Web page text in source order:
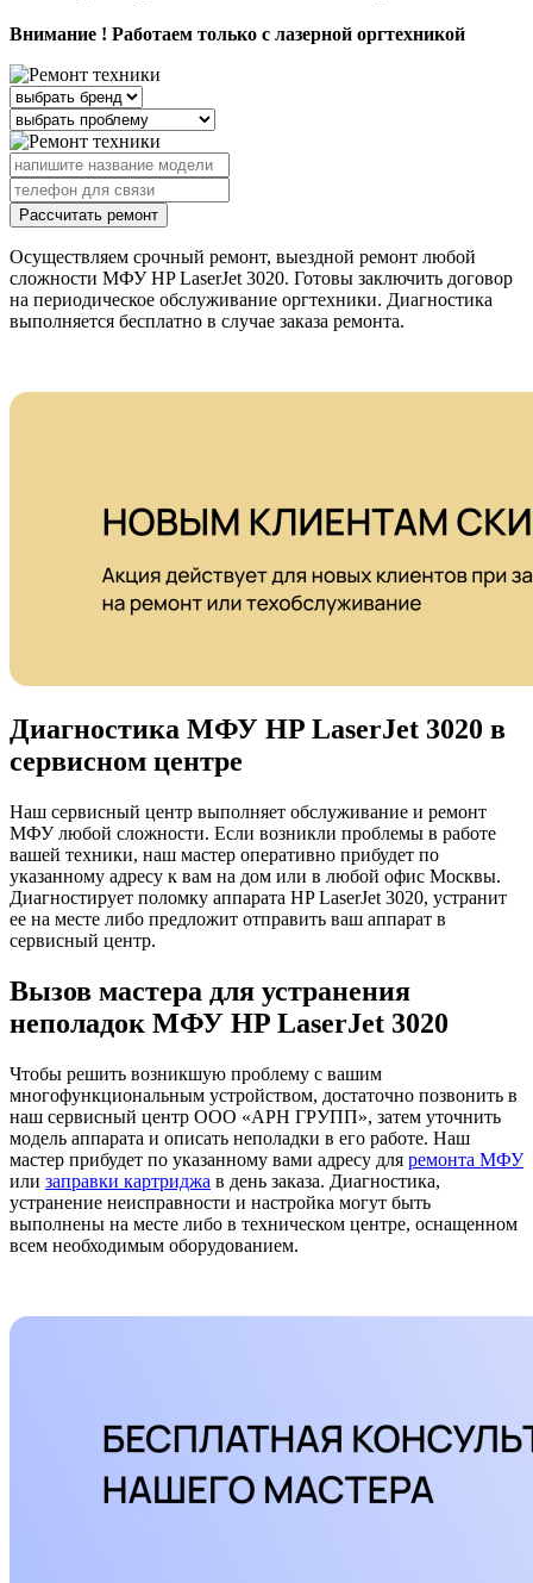
Внимание ! Работаем только с лазерной оргтехникой
Рассчитать ремонт
Осуществляем срочный ремонт, выездной ремонт любой
сложности МФУ HP LaserJet 3020. Готовы заключить договор
на периодическое обслуживание оргтехники. Диагностика
выполняется бесплатно в случае заказа ремонта.
Диагностика МФУ HP LaserJet 3020 в
сервисном центре
Наш сервисный центр выполняет обслуживание и ремонт
МФУ любой сложности. Если возникли проблемы в работе
вашей техники, наш мастер оперативно прибудет по
указанному адресу к вам на дом или в любой офис Москвы.
Диагностирует поломку аппарата HP LaserJet 3020, устранит
ее на месте либо предложит отправить ваш аппарат в
сервисный центр.
Вызов мастера для устранения
неполадок МФУ HP LaserJet 3020
Чтобы решить возникшую проблему с вашим
многофункциональным устройством, достаточно позвонить в
наш сервисный центр ООО «АРН ГРУПП», затем уточнить
модель аппарата и описать неполадки в его работе. Наш
мастер прибудет по указанному вами адресу для ремонта МФУ
или заправки картриджа в день заказа. Диагностика,
устранение неисправности и настройка могут быть
выполнены на месте либо в техническом центре, оснащенном
всем необходимым оборудованием.